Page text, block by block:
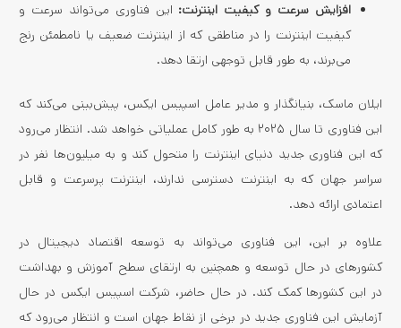
افزایش سرعت و کیفیت اینترنت: این فناوری می‌تواند سرعت و
کیفیت اینترنت را در مناطقی که از اینترنت ضعیف یا نامطمئن رنج
می‌برند، به طور قابل توجهی ارتقا دهد.
ایلان ماسک، بنیانگذار و مدیر عامل اسپیس ایکس، پیش‌بینی می‌کند که
این فناوری تا سال ۲۰۲۵ به طور کامل عملیاتی خواهد شد. انتظار می‌رود
که این فناوری جدید دنیای اینترنت را متحول کند و به میلیون‌ها نفر در
سراسر جهان که به اینترنت دسترسی ندارند، اینترنت پرسرعت و قابل
اعتمادی ارائه دهد.
علاوه بر این، این فناوری می‌تواند به توسعه اقتصاد دیجیتال در
کشورهای در حال توسعه و همچنین به ارتقای سطح آموزش و بهداشت
در این کشورها کمک کند. در حال حاضر، شرکت اسپیس ایکس در حال
آزمایش این فناوری جدید در برخی از نقاط جهان است و انتظار می‌رود که